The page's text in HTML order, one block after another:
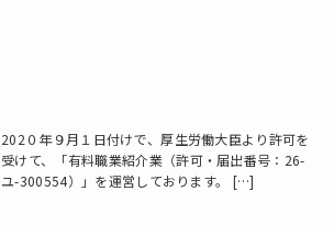
202０年９月１日付けで、厚生労働大臣より許可を
受けて、「有料職業紹介業（許可・届出番号：26-
ユ-300554）」を運営しております。
[…]